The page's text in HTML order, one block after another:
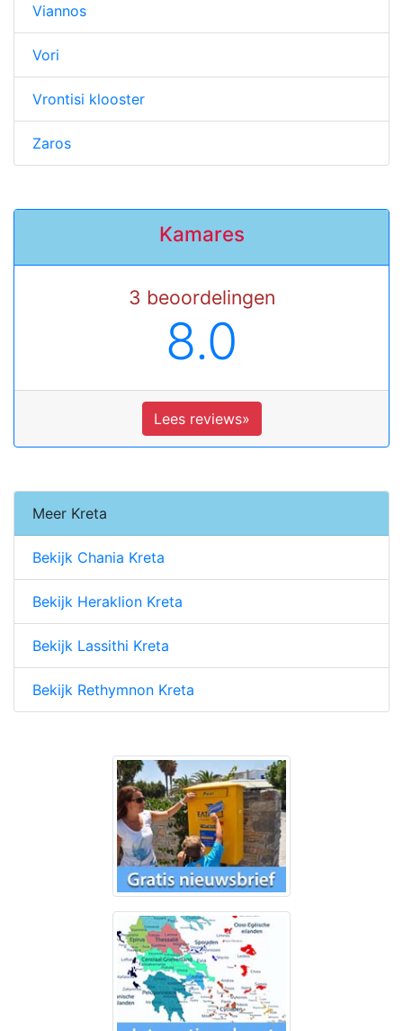
Viannos
Vori
Vrontisi klooster
Zaros
Kamares
3 beoordelingen
8.0
Lees reviews»
Meer Kreta
Bekijk Chania Kreta
Bekijk Heraklion Kreta
Bekijk Lassithi Kreta
Bekijk Rethymnon Kreta